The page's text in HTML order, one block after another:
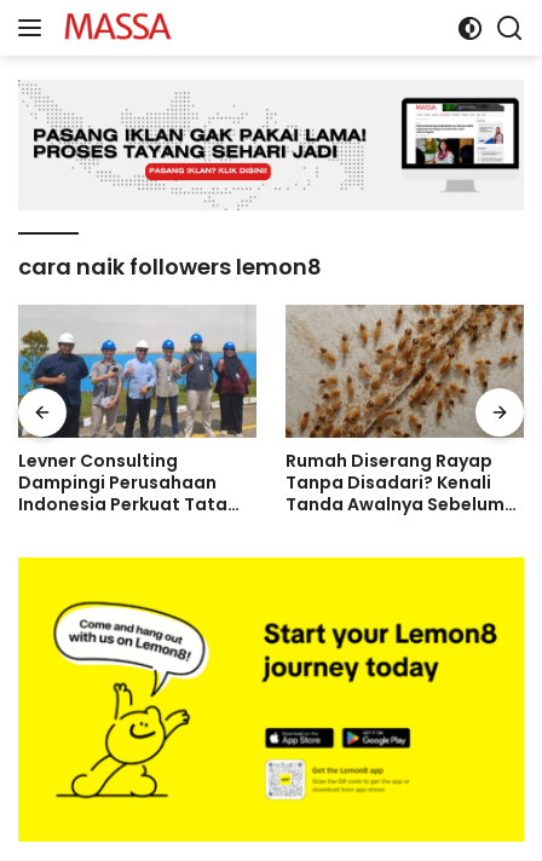
Langsung
ke
cara naik followers lemon8
Levner Consulting
Dampingi Perusahaan
Indonesia Perkuat Tata
Rumah Diserang Rayap
Tanpa Disadari? Kenali
Tanda Awalnya Sebelum